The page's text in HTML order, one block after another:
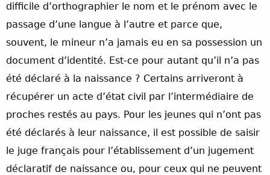
difficile d’orthographier le nom et le prénom avec le
passage d’une langue à l’autre et parce que,
souvent, le mineur n’a jamais eu en sa possession un
document d’identité. Est-ce pour autant qu’il n’a pas
été déclaré à la naissance ? Certains arriveront à
récupérer un acte d’état civil par l’intermédiaire de
proches restés au pays. Pour les jeunes qui n’ont pas
été déclarés à leur naissance, il est possible de saisir
le juge français pour l’établissement d’un jugement
déclaratif de naissance ou, pour ceux qui ne peuvent